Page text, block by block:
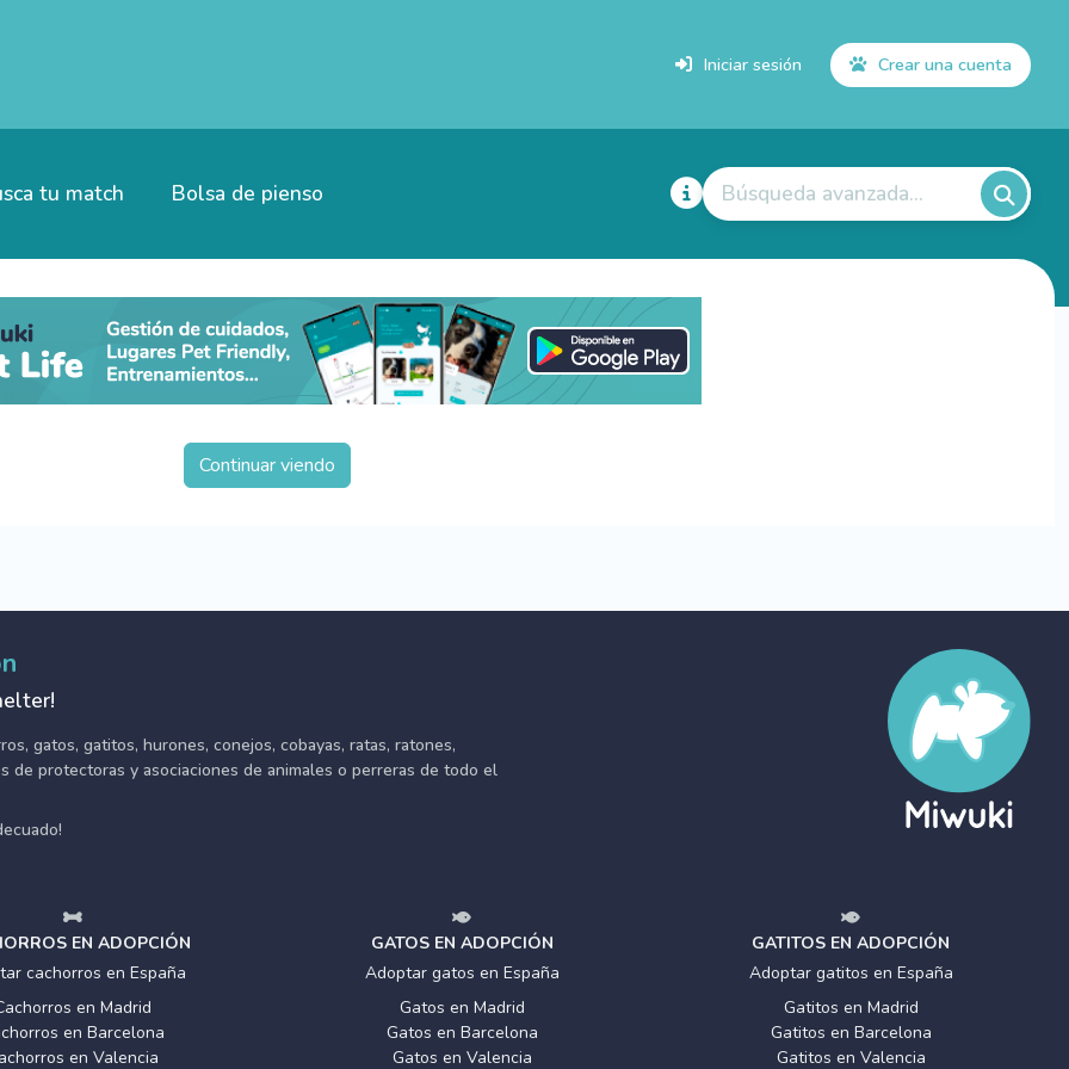
Iniciar sesión Crear una cuenta
tu match Bolsa de pienso Búsqueda avanzada...
Continuar viendo
gatos, gatitos, hurones, conejos, cobayas, ratas, ratones,
de protectoras y asociaciones de animales o perreras de todo el
EN ADOPCIÓN
cachorros en España
en Madrid
en Barcelona
en Valencia
GATOS EN ADOPCIÓN
Adoptar gatos en España
Gatos en Madrid
Gatos en Barcelona
Gatos en Valencia
GATITOS EN ADOPCIÓN
Adoptar gatitos en España
Gatitos en Madrid
Gatitos en Barcelona
Gatitos en Valencia